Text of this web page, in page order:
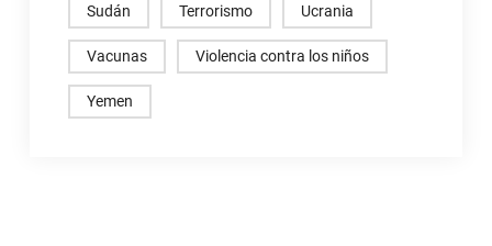
Sudán Terrorismo Ucrania
Vacunas Violencia contra los niños
Yemen